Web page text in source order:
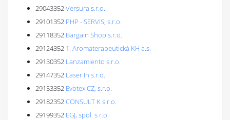
29043352Versura s.r.o.
29101352 PHP - SERVIS, s.r.o.
29118352 Bargain Shop s.r.o.
29124352 1. Aromaterapeutická KH a.s.
29130352 Lanzamiento s.r.o.
29147352 Laser In s.r.o.
29153352 Evotex CZ, s.r.o.
29182352CONSULT K s.r.o.
29199352 EGJ, spol. s r.o.